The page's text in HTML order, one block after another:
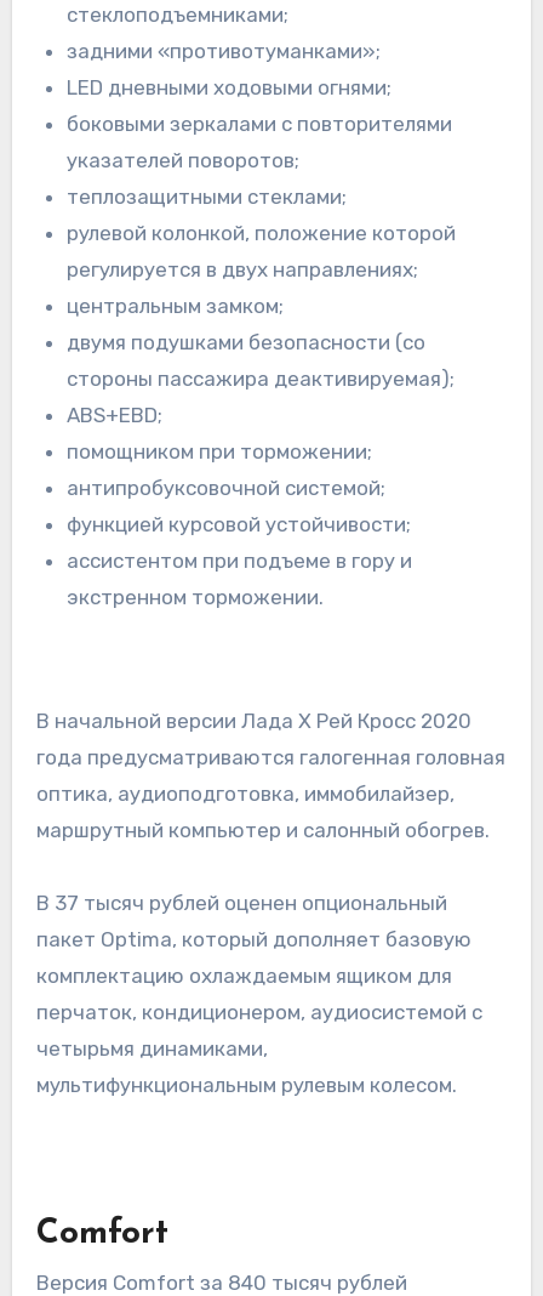
стеклоподъемниками;
задними «противотуманками»;
LED дневными ходовыми огнями;
боковыми зеркалами с повторителями
указателей поворотов;
теплозащитными стеклами;
рулевой колонкой, положение которой
регулируется в двух направлениях;
центральным замком;
двумя подушками безопасности (со
стороны пассажира деактивируемая);
ABS+EBD;
помощником при торможении;
антипробуксовочной системой;
функцией курсовой устойчивости;
ассистентом при подъеме в гору и
экстренном торможении.
В начальной версии Лада Х Рей Кросс 2020
года предусматриваются галогенная головная
оптика, аудиоподготовка, иммобилайзер,
маршрутный компьютер и салонный обогрев.
В 37 тысяч рублей оценен опциональный
пакет Optima, который дополняет базовую
комплектацию охлаждаемым ящиком для
перчаток, кондиционером, аудиосистемой с
четырьмя динамиками,
мультифункциональным рулевым колесом.
Comfort
Версия Comfort за 840 тысяч рублей